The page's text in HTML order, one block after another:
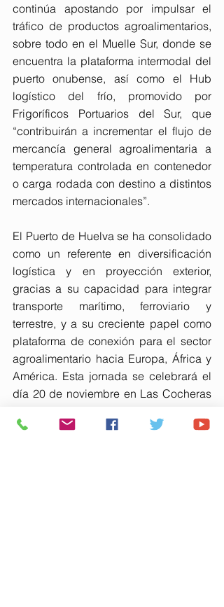
continúa apostando por impulsar el
tráfico de productos agroalimentarios,
sobre todo en el Muelle Sur, donde se
encuentra la plataforma intermodal del
puerto onubense, así como el Hub
logístico del frío, promovido por
Frigoríficos Portuarios del Sur, que
“contribuirán a incrementar el flujo de
mercancía general agroalimentaria a
temperatura controlada en contenedor
o carga rodada con destino a distintos
mercados internacionales”.
El Puerto de Huelva se ha consolidado
como un referente en diversificación
logística y en proyección exterior,
gracias a su capacidad para integrar
transporte marítimo, ferroviario y
terrestre, y a su creciente papel como
plataforma de conexión para el sector
agroalimentario hacia Europa, África y
América. Esta jornada se celebrará el
día 20 de noviembre en Las Cocheras
9.00 horas. En ellas se realizará una